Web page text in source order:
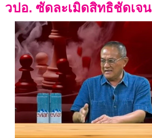
วปอ. ซัดละเมิดสิทธิชัดเจน